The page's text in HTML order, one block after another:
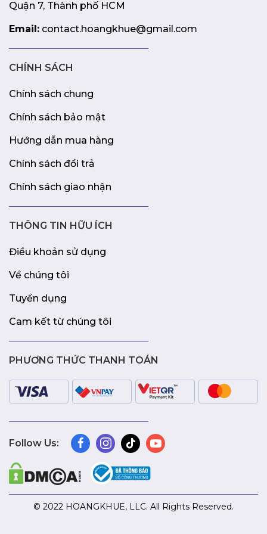
Quận 7, Thành phố HCM
Email: contact.hoangkhue@gmail.com
CHÍNH SÁCH
Chính sách chung
Chính sách bảo mật
Hướng dẫn mua hàng
Chính sách đổi trả
Chính sách giao nhận
THÔNG TIN HỮU ÍCH
Điều khoản sử dụng
Về chúng tôi
Tuyển dụng
Cam kết từ chúng tôi
PHƯƠNG THỨC THANH TOÁN
Follow Us:
© 2022 HOANGKHUE, LLC. All Rights Reserved.